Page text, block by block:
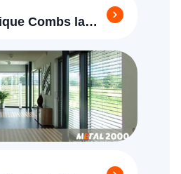
Combs la